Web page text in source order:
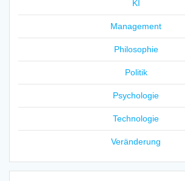
KI
Management
Philosophie
Politik
Psychologie
Technologie
Veränderung